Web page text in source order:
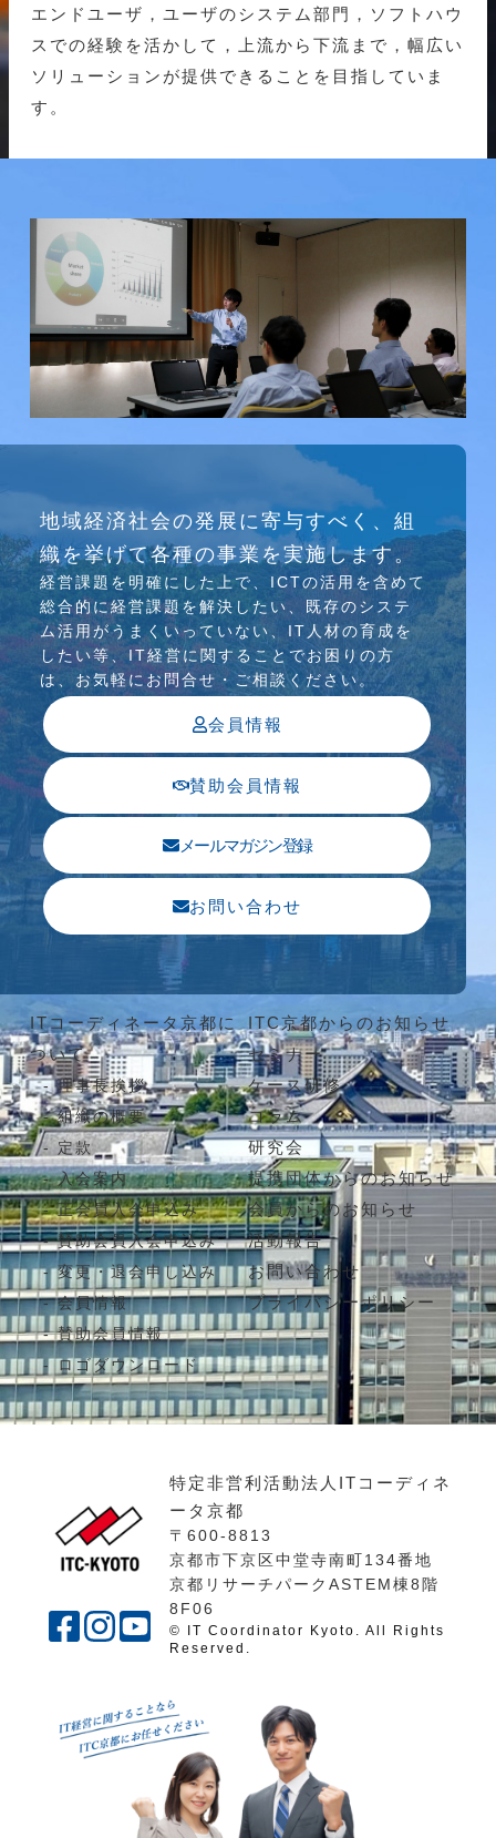
エンドユーザ，ユーザのシステム部門，ソフトハウ
スでの経験を活かして，上流から下流まで，幅広い
ソリューションが提供できることを目指していま
す。
介護ソリューション研究会、WEB/SNS研究会を
行っています
地域経済社会の発展に寄与すべく、組
織を挙げて各種の事業を実施します。
経営課題を明確にした上で、ICTの活⽤を含めて
総合的に経営課題を解決したい、既存のシステ
ム活⽤がうまくいっていない、IT⼈材の育成を
したい等、IT経営に関することでお困りの⽅
は、お気軽にお問合せ・ご相談ください。
会員情報
賛助会員情報
メールマガジン登録
お問い合わせ
ITコーディネータ京都に
ついて
理事長挨拶
組織の概要
定款
入会案内
正会員入会申込み
賛助会員入会申込み
変更・退会申し込み
会員情報
賛助会員情報
ロゴダウンロード
ITC京都からのお知らせ
セミナー
ケース研修
コラム
研究会
提携団体からのお知らせ
会員からのお知らせ
活動報告
お問い合わせ
プライバシーポリシー
特定非営利活動法人ITコーディネ
ータ京都
〒600-8813
京都市下京区中堂寺南町134番地
京都リサーチパークASTEM棟8階
8F06
© IT Coordinator Kyoto. All Rights
Reserved.